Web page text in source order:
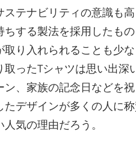
テナビリティの意識も
ちする製法を採用したも
り入れられることも少
ったTシャツは思い出
、家族の記念日などを
デザインが多くの人に
気の理由だろう。